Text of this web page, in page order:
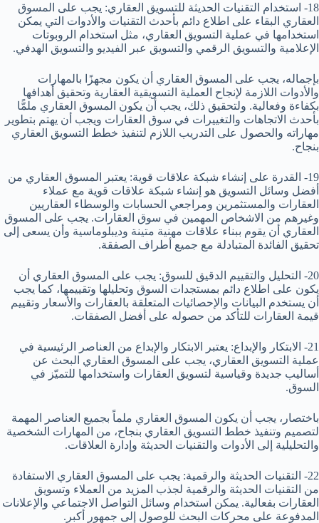
18- استخدام التقنيات الحديثة للتسويق العقاري: يجب على المسوق
العقاري البقاء على اطلاع دائم بأحدث التقنيات والأدوات التي يمكن
استخدامها في عملية التسويق العقاري، مثل استخدام الروبوتات
الإعلامية والتسويق الرقمي والتسويق عبر الفيديو والتسويق الهدفي.
بإجماله، يجب على المسوق العقاري أن يكون مجهزًا بالمهارات
والأدوات اللازمة لإنجاح العملية التسويقية العقارية وتحقيق أهدافها
بكفاءة وفعالية. ولتحقيق ذلك، يجب أن يكون المسوق العقاري ملمًّا
بأحدث الاتجاهات والتغييرات في سوق العقارات ويجب أن يهتم بتطوير
مهاراته والحصول على التدريب اللازم لتنفيذ خطط التسويق العقاري
بنجاح.
19- القدرة على إنشاء شبكة علاقات قوية: يعتبر المسوق العقاري من
أفضل وسائل التسويق هو إنشاء شبكة علاقات قوية مع عملاء
العقارات والمستثمرين ومراجعي الحسابات والوسطاء العقاريين
وغيرهم من الاشخاص المهمين في سوق العقارات. يجب على المسوق
العقاري أن يقوم ببناء علاقات مهنية متينة وديبلوماسية وأن يسعى إلى
تحقيق الفائدة المتبادلة مع جميع أطراف الصفقة.
20- التحليل والتقييم الدقيق للسوق: يجب على المسوق العقاري أن
يكون على اطلاع دائم بمستجدات السوق وتحليلها وتقييمها، كما يجب
أن يستخدم البيانات والإحصائيات المتعلقة بالعقارات والأسعار وتقييم
قيمة العقارات للتأكد من حصوله على أفضل الصفقات.
21- الابتكار والإبداع: يعتبر الابتكار والإبداع من العناصر الرئيسية في
عملية التسويق العقاري، يجب على المسوق العقاري البحث عن
أساليب جديدة وقياسية لتسويق العقارات واستخدامها للتميّز في
السوق.
باختصار، يجب أن يكون المسوق العقاري ملماً بجميع العناصر المهمة
لتصميم وتنفيذ خطط التسويق العقاري بنجاح، من المهارات الشخصية
والتحليلية إلى الأدوات والتقنيات الحديثة وإدارة العلاقات.
22- التقنيات الحديثة والرقمية: يجب على المسوق العقاري الاستفادة
من التقنيات الحديثة والرقمية لجذب المزيد من العملاء وتسويق
العقارات بفعالية. يمكن استخدام وسائل التواصل الاجتماعي والإعلانات
المدفوعة على محركات البحث للوصول إلى جمهور أكبر.